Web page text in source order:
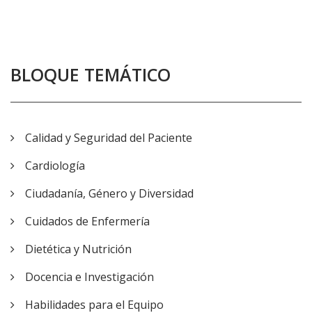
BLOQUE TEMÁTICO
Calidad y Seguridad del Paciente
Cardiología
Ciudadanía, Género y Diversidad
Cuidados de Enfermería
Dietética y Nutrición
Docencia e Investigación
Habilidades para el Equipo